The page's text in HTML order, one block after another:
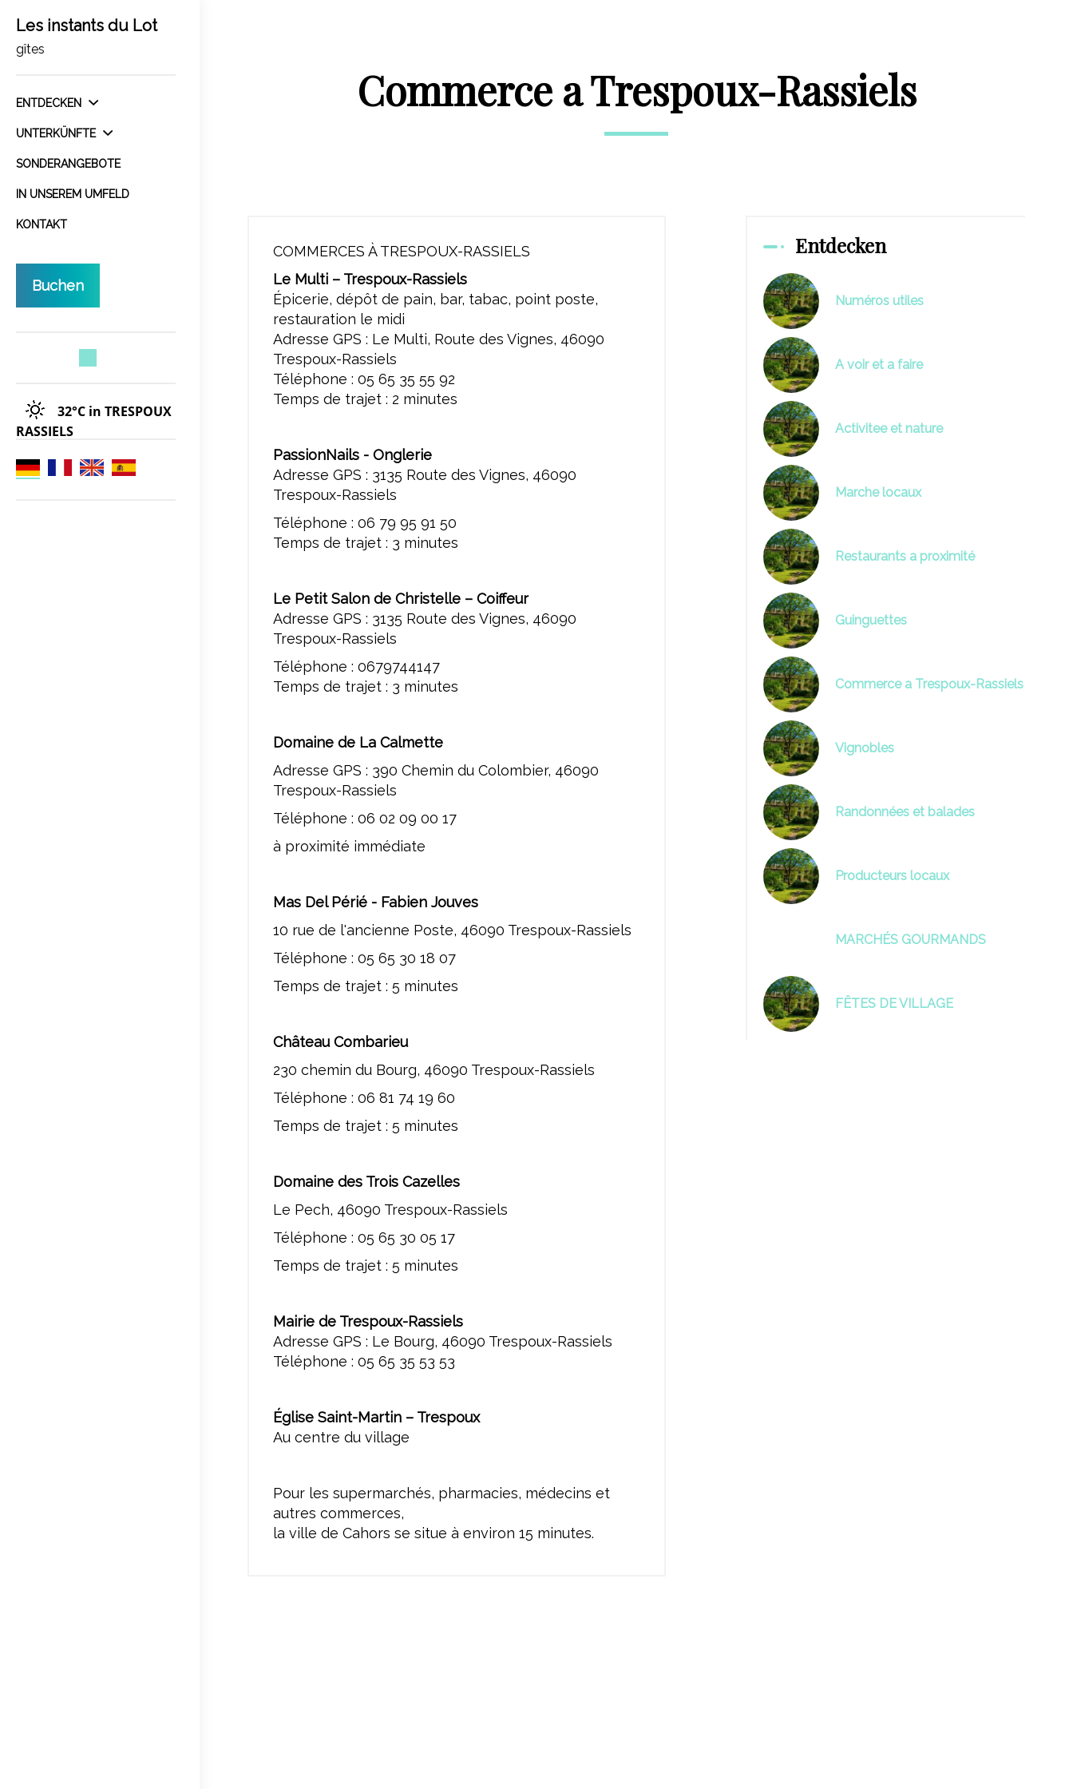
Les instants du Lot
gîtes
ENTDECKEN
UNTERKÜNFTE
SONDERANGEBOTE
IN UNSEREM UMFELD
KONTAKT
Buchen
32°C in TRESPOUX
RASSIELS
Commerce a Trespoux-Rassiels
COMMERCES À TRESPOUX-RASSIELS
Le Multi – Trespoux-Rassiels
Épicerie, dépôt de pain, bar, tabac, point poste,
restauration le midi
Adresse GPS : Le Multi, Route des Vignes, 46090
Trespoux-Rassiels
Téléphone : 05 65 35 55 92
Temps de trajet : 2 minutes
PassionNails - Onglerie
Adresse GPS : 3135 Route des Vignes, 46090
Trespoux-Rassiels
Téléphone : 06 79 95 91 50
Temps de trajet : 3 minutes
Le Petit Salon de Christelle – Coiffeur
Adresse GPS : 3135 Route des Vignes, 46090
Trespoux-Rassiels
Téléphone : 0679744147
Temps de trajet : 3 minutes
Domaine de La Calmette
Adresse GPS : 390 Chemin du Colombier, 46090
Trespoux-Rassiels
Téléphone : 06 02 09 00 17
à proximité immédiate
Mas Del Périé - Fabien Jouves
10 rue de l'ancienne Poste, 46090 Trespoux-Rassiels
Téléphone : 05 65 30 18 07
Temps de trajet : 5 minutes
Château Combarieu
230 chemin du Bourg, 46090 Trespoux-Rassiels
Téléphone : 06 81 74 19 60
Temps de trajet : 5 minutes
Domaine des Trois Cazelles
Le Pech, 46090 Trespoux-Rassiels
Téléphone : 05 65 30 05 17
Temps de trajet : 5 minutes
Mairie de Trespoux-Rassiels
Adresse GPS : Le Bourg, 46090 Trespoux-Rassiels
Téléphone : 05 65 35 53 53
Église Saint-Martin – Trespoux
Au centre du village
Pour les supermarchés, pharmacies, médecins et
autres commerces,
la ville de Cahors se situe à environ 15 minutes.
Entdecken
Numéros utiles
A voir et a faire
Activitee et nature
Marche locaux
Restaurants a proximité
Guinguettes
Commerce a Trespoux-Rassiels
Vignobles
Randonnées et balades
Producteurs locaux
MARCHÉS GOURMANDS
FÊTES DE VILLAGE